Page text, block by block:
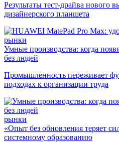
Результаты тест-драйва нового
дизайнерского планшета
рынки
Умные производства: когда
без людей
Промышленность переживает
подходах к организации труда
рынки
«Опыт без обновления теряет
системному образованию